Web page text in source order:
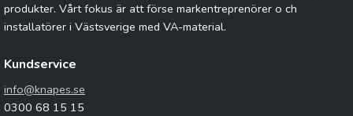
produkter. Vårt fokus är att förse markentreprenörer o ch
installatörer i Västsverige med VA-material.
Kundservice
info@knapes.se
0300 68 15 15